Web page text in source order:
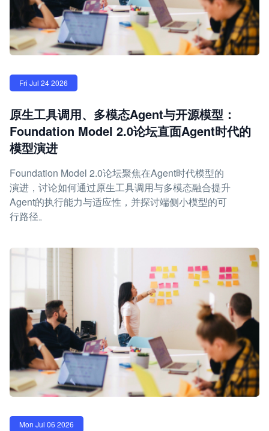
Fri Jul 24 2026
原生工具调用、多模态Agent与开源模型：
Foundation Model 2.0论坛直面Agent时代的
模型演进
Foundation Model 2.0论坛聚焦在Agent时代模型的
演进，讨论如何通过原生工具调用与多模态融合提升
Agent的执行能力与适应性，并探讨端侧小模型的可
行路径。
Mon Jul 06 2026